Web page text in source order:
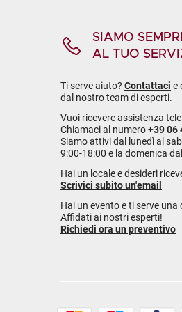
SIAMO
AL TUO
Ti serve aiuto? Contattaci e
dal nostro team di esperti.
Vuoi ricevere assistenza
Chiamaci al numero+39 06
Siamo attivi dal lunedì al
9:00-18:00 e la domenica
Hai un locale e desideri
Scrivici subito un'email
Hai un evento e ti serve
Affidati ai nostri esperti!
Richiedi ora un preventivo